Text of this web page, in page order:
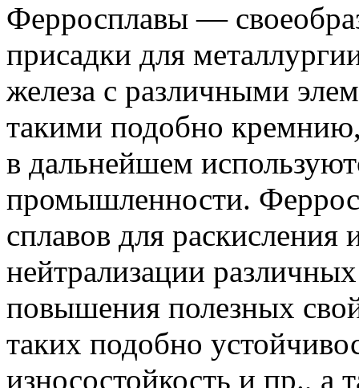
Ферросплавы —
присадки для
железа с различными
такими подобно
в дальнейшем
промышленности.
сплавов для раскисления
нейтрализации
повышения полезных
таких подобно
износостойкость и пр., а